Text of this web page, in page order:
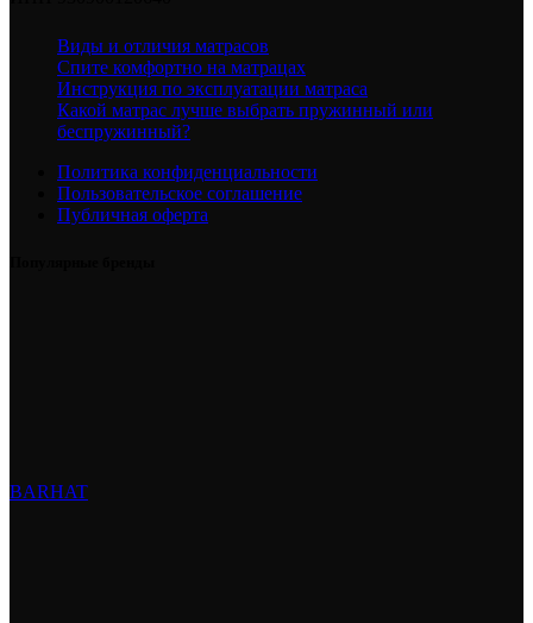
Виды и отличия матрасов
Спите комфортно на матрацах
Инструкция по эксплуатации матраса
Какой матрас лучше выбрать пружинный или
беспружинный?
Политика конфиденциальности
Пользовательское соглашение
Публичная оферта
BARHAT